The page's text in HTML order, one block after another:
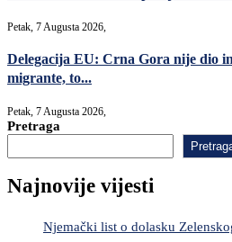
Petak, 7 Augusta 2026,
Delegacija EU: Crna Gora nije dio
migrante, to...
Petak, 7 Augusta 2026,
Pretraga
Najnovije vijesti
Njemački list o dolasku